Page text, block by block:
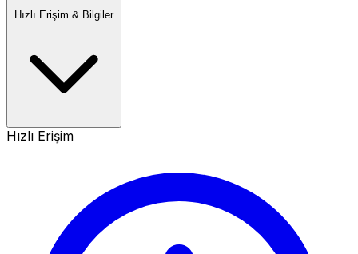
Hızlı Erişim & Bilgiler
Hızlı Erişim